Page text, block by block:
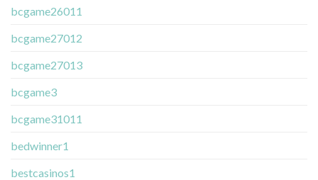
bcgame26011
bcgame27012
bcgame27013
bcgame3
bcgame31011
bedwinner1
bestcasinos1